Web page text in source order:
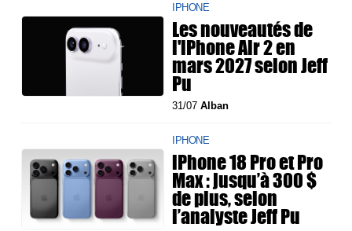
IPHONE
Les nouveautés de
l'iPhone Air 2 en
mars 2027 selon Jeff
Pu
31/07Alban
IPHONE
iPhone 18 Pro et Pro
Max : jusqu’à 300 $
de plus, selon
l’analyste Jeff Pu